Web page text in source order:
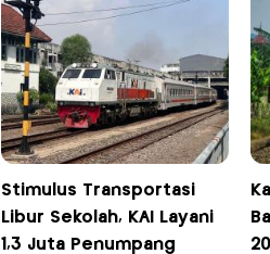
Stimulus Transportasi
Libur Sekolah, KAI Layani
1,3 Juta Penumpang